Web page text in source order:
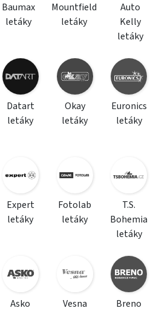
Baumax
letáky
Mountfield
letáky
Auto
Kelly
letáky
Datart
letáky
Okay
letáky
Euronics
letáky
Expert
letáky
Fotolab
letáky
T.S.
Bohemia
letáky
Asko
Vesna
Breno